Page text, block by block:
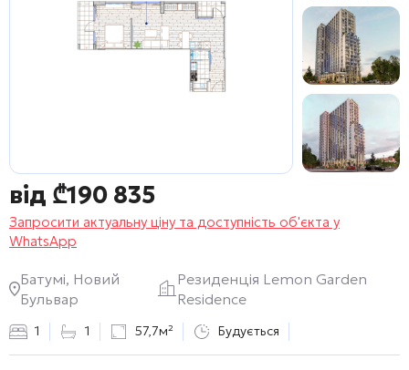
від ₾190 835
Запросити актуальну ціну та доступність об'єкта у
WhatsApp
Батумі, Новий
Бульвар
Резиденція Lemon Garden
Residence
1 1 57,7м² Будується